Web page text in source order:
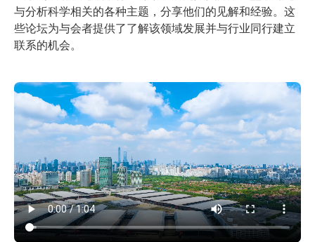
与分析科学相关的各种主题，分享他们的见解和经验。这
些论坛为与会者提供了了解该领域发展并与行业同行建立
联系的机会。